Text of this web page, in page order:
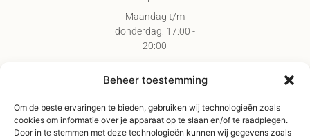
Beheer toestemming
Om de beste ervaringen te bieden, gebruiken wij technologieën zoals
cookies om informatie over je apparaat op te slaan en/of te raadplegen.
Door in te stemmen met deze technologieën kunnen wij gegevens zoals
Maandag t/m
donderdag: 17:00 -
20:00
Vrijdag & zaterdag:
09:00 - 17:00
vanaf €75,-
Verzending binnen 3-